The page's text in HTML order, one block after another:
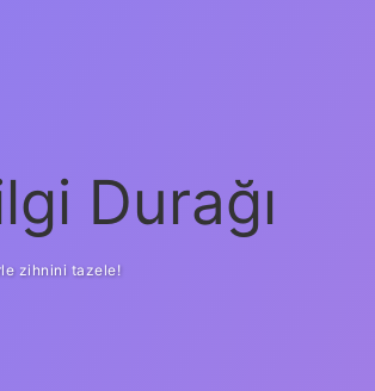
Durağı
zihnini tazele!